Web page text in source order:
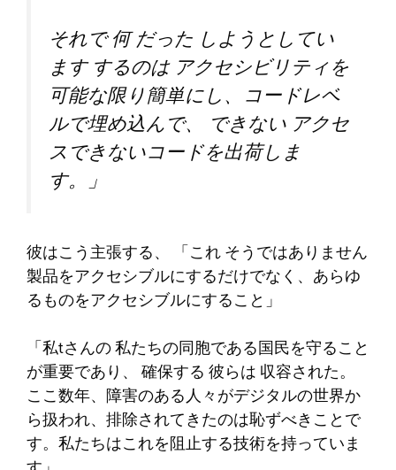
それで何だった しようとしてい
ますするのはアクセシビリティを
可能な限り簡単にし、コードレベ
ルで埋め込んで、
できない アクセ
スできないコードを出荷しま
す。 」
彼はこう主張する、 「これそうではありません
製品をアクセシブルにするだけでなく、あらゆ
るものをアクセシブルにすること」
「私tさんの私たちの同胞である国民を守ること
が重要であり、 確保する 彼らは 収容された。
ここ数年、障害のある人々がデジタルの世界か
ら扱われ、排除されてきたのは恥ずべきことで
す。私たちはこれを阻止する技術を持っていま